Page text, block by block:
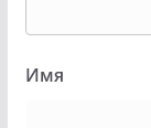
Имя